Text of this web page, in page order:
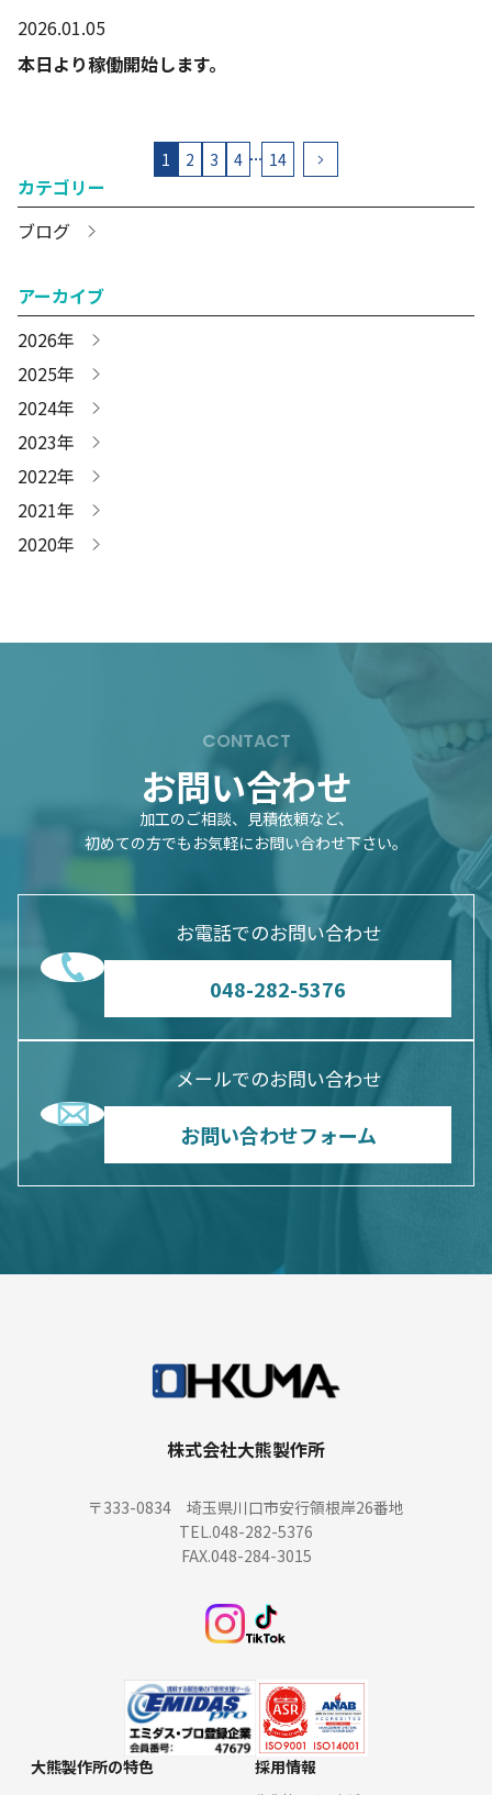
2026.01.05
本日より稼働開始します。
稿
の
ー
ジ
送
り
1 2 3 4 … 14
カテゴリー
ブログ
アーカイブ
2026年
2025年
2024年
2023年
2022年
2021年
2020年
CONTACT
お問い合わせ
加工のご相談、見積依頼など、
初めての方でもお気軽にお問い合わせ下さい。
お電話でのお問い合わせ
048-282-5376
メールでのお問い合わせ
お問い合わせフォーム
株式会社大熊製作所
〒333-0834 埼玉県川口市安行領根岸26番地
TEL.048-282-5376
FAX.048-284-3015
大熊製作所の特色 採用情報